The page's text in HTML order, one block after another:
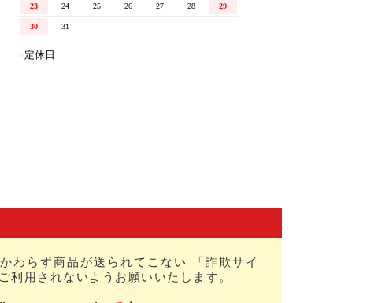
わらず商品が送られてこない 「詐欺サイ
用されないようお願いいたします。